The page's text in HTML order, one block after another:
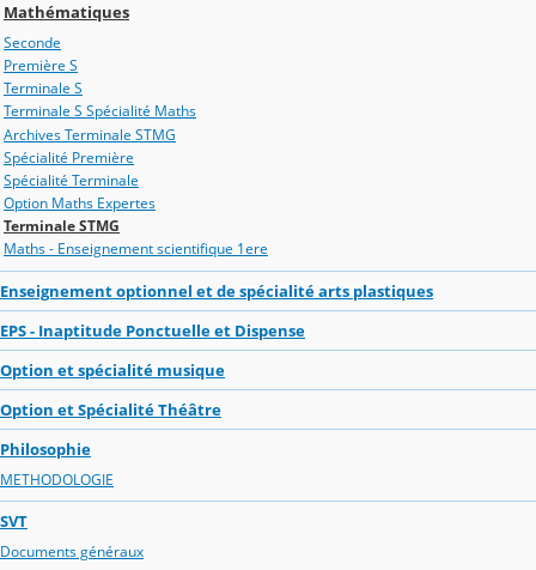
Mathématiques
Seconde
Première S
Terminale S
Terminale S Spécialité Maths
Archives Terminale STMG
Spécialité Première
Spécialité Terminale
Option Maths Expertes
Terminale STMG
Maths - Enseignement scientifique 1ere
Enseignement optionnel et de spécialité arts plastiques
EPS - Inaptitude Ponctuelle et Dispense
Option et spécialité musique
Option et Spécialité Théâtre
Philosophie
METHODOLOGIE
SVT
Documents généraux